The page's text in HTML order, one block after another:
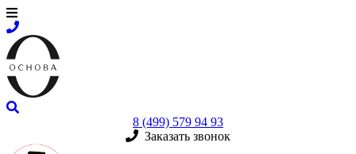
8 (499) 579 94 93
Заказать звонок